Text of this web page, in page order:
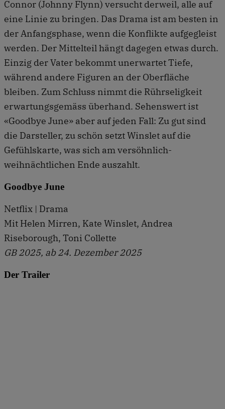
Connor (Johnny Flynn) versucht derweil, alle auf
eine Linie zu bringen. Das Drama ist am besten in
der Anfangsphase, wenn die Konflikte aufgegleist
werden. Der Mittelteil hängt dagegen etwas durch.
Einzig der Vater bekommt unerwartet Tiefe,
während andere Figuren an der Oberfläche
bleiben. Zum Schluss nimmt die Rührseligkeit
erwartungsgemäss überhand. Sehenswert ist
«Goodbye June» aber auf jeden Fall: Zu gut sind
die Darsteller, zu schön setzt Winslet auf die
Gefühlskarte, was sich am versöhnlich-
weihnächtlichen Ende auszahlt.
Goodbye June
Netflix | Drama
Mit Helen Mirren, Kate Winslet, Andrea
Riseborough, Toni Collette
GB 2025, ab 24. Dezember 2025
Der Trailer